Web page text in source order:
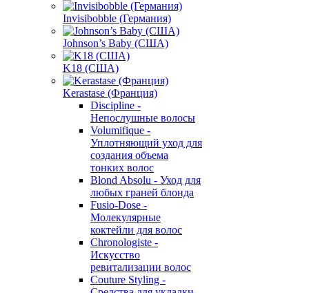
Invisibobble (Германия)
Johnson’s Baby (США)
K18 (США)
Kerastase (Франция)
Discipline -
Непослушные волосы
Volumifique -
Уплотняющий уход для
создания объема
тонких волос
Blond Absolu - Уход для
любых граней блонда
Fusio-Dose -
Молекулярные
коктейли для волос
Chronologiste -
Искусство
ревитализации волос
Couture Styling -